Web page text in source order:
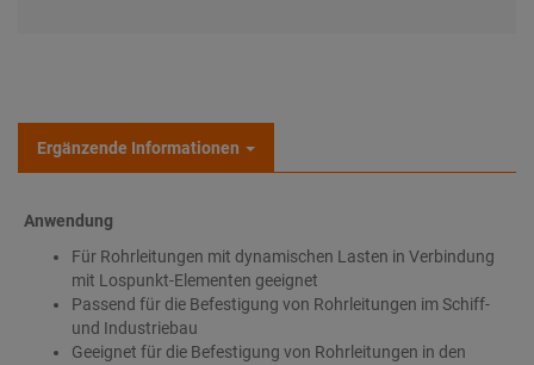
Ergänzende Informationen
Anwendung
Für Rohrleitungen mit dynamischen Lasten in Verbindung
mit Lospunkt-Elementen geeignet
Passend für die Befestigung von Rohrleitungen im Schiff-
und Industriebau
Geeignet für die Befestigung von Rohrleitungen in den